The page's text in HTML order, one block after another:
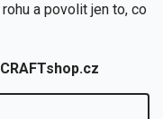
a povolit jen to, co